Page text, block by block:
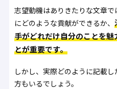
志望動機はありきたりな文章
にどのような貢献ができるか、
手がどれだけ自分のことを
とが重要です。
しかし、実際どのように記載
方もいるでしょう。